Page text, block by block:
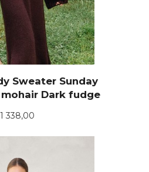
Sweater Sunday
Dark fudge
Pris
1 338,00